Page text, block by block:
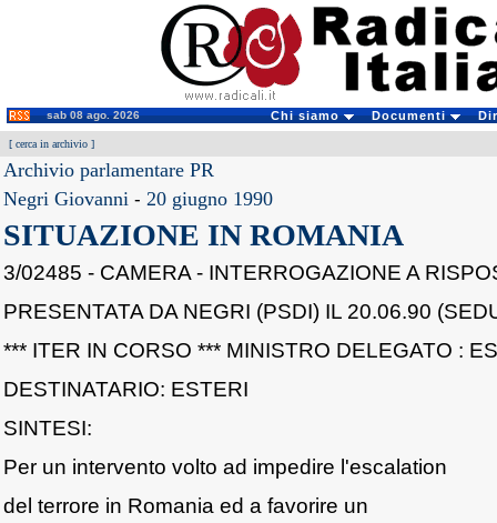
sab 08 ago. 2026 Chi siamo Documenti
[ cerca in archivio ]
Archivio parlamentare PR
Negri Giovanni - 20 giugno 1990
SITUAZIONE IN ROMANIA
3/02485 - CAMERA - INTERROGAZIONE A
PRESENTATA DA NEGRI (PSDI) IL 20.06.90
*** ITER IN CORSO *** MINISTRO DELEGATO :
DESTINATARIO: ESTERI
SINTESI:
Per un intervento volto ad impedire l'escalation
del terrore in Romania ed a favorire un